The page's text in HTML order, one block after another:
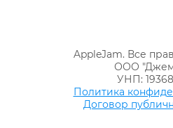
AppleJam. Все
ООО
УНП:
Политика
Договор